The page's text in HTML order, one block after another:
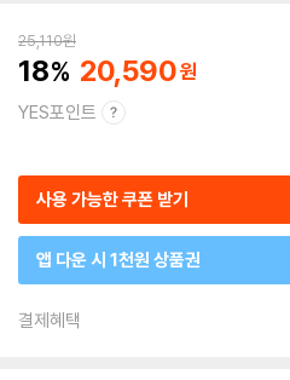
25,110원
18 20,590
YES포인트
사용 가능한 쿠폰 받기
앱 다운 시 1천원 상품권
결제혜택